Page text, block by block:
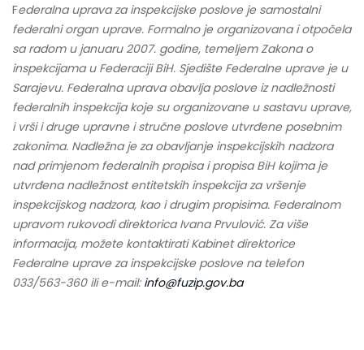
Federalna uprava za inspekcijske poslove je samostalni
federalni organ uprave. Formalno je organizovana i otpočela
sa radom u januaru 2007. godine, temeljem Zakona o
inspekcijama u Federaciji BiH. Sjedište Federalne uprave je u
Sarajevu. Federalna uprava obavlja poslove iz nadležnosti
federalnih inspekcija koje su organizovane u sastavu uprave,
i vrši i druge upravne i stručne poslove utvrđene posebnim
zakonima. Nadležna je za obavljanje inspekcijskih nadzora
nad primjenom federalnih propisa i propisa BiH kojima je
utvrđena nadležnost entitetskih inspekcija za vršenje
inspekcijskog nadzora, kao i drugim propisima. Federalnom
upravom rukovodi direktorica Ivana Prvulović. Za više
informacija, možete kontaktirati Kabinet direktorice
Federalne uprave za inspekcijske poslove na telefon
033/563-360 ili e-mail: info@fuzip.gov.ba